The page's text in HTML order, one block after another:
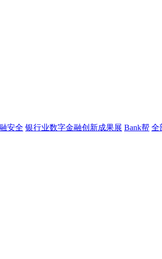
安全 银行业数字金融创新成果展 Bank帮 全